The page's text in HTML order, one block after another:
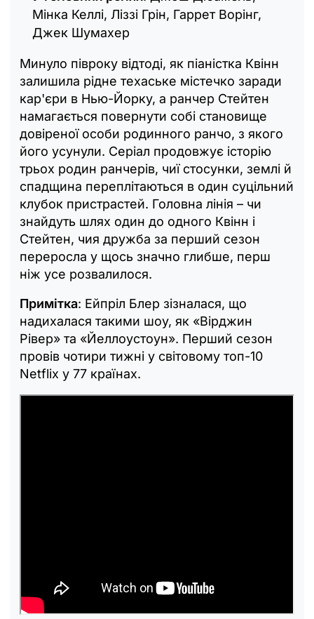
Мінка Келлі, Ліззі Грін, Гаррет Ворінг,
Джек Шумахер
Минуло півроку відтоді, як піаністка Квінн
залишила рідне техаське містечко заради
кар'єри в Нью-Йорку, а ранчер Стейтен
намагається повернути собі становище
довіреної особи родинного ранчо, з якого
його усунули. Серіал продовжує історію
трьох родин ранчерів, чиї стосунки, землі й
спадщина переплітаються в один суцільний
клубок пристрастей. Головна лінія – чи
знайдуть шлях один до одного Квінн і
Стейтен, чия дружба за перший сезон
переросла у щось значно глибше, перш
ніж усе розвалилося.
Примітка: Ейпріл Блер зізналася, що
надихалася такими шоу, як «Вірджин
Рівер» та «Йеллоустоун». Перший сезон
провів чотири тижні у світовому топ-10
Netflix у 77 країнах.